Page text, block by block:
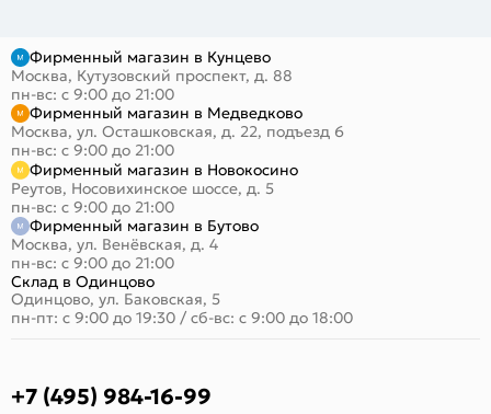
Фирменный магазин в Кунцево
Москва, Кутузовский проспект, д. 88
пн-вс: с 9:00 до 21:00
Фирменный магазин в Медведково
Москва, ул. Осташковская, д. 22, подъезд 6
пн-вс: с 9:00 до 21:00
Фирменный магазин в Новокосино
Реутов, Носовихинское шоссе, д. 5
пн-вс: с 9:00 до 21:00
Фирменный магазин в Бутово
Москва, ул. Венёвская, д. 4
пн-вс: с 9:00 до 21:00
Склад в Одинцово
Одинцово, ул. Баковская, 5
пн-пт: с 9:00 до 19:30 / сб-вс: с 9:00 до 18:00
+7 (495) 984-16-99